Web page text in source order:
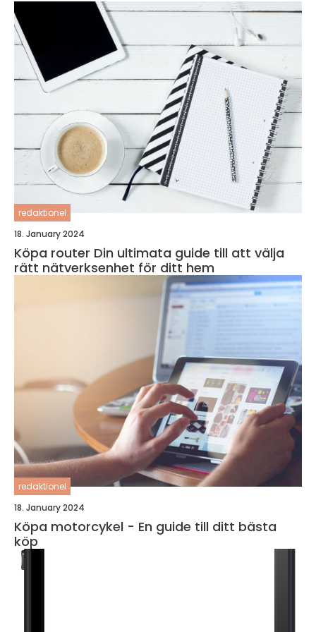
redaktionel
18. January 2024
Köpa router Din ultimata guide till att välja
rätt nätverksenhet för ditt hem
redaktionel
18. January 2024
Köpa motorcykel - En guide till ditt bästa
köp